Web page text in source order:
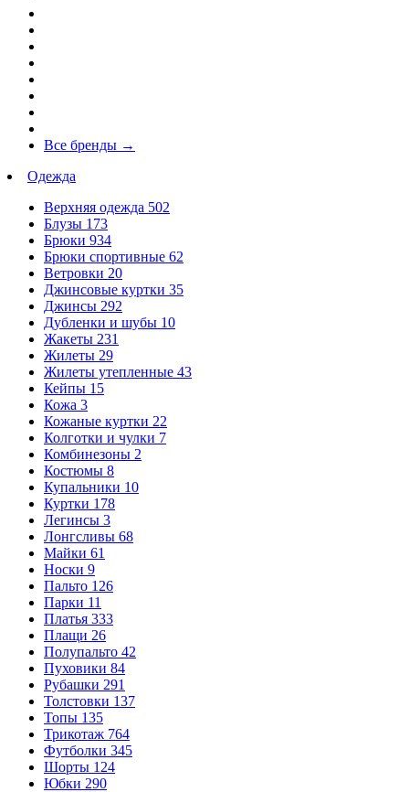
Все бренды →
Одежда
Верхняя одежда 502
Блузы 173
Брюки 934
Брюки спортивные 62
Ветровки 20
Джинсовые куртки 35
Джинсы 292
Дубленки и шубы 10
Жакеты 231
Жилеты 29
Жилеты утепленные 43
Кейпы 15
Кожа 3
Кожаные куртки 22
Колготки и чулки 7
Комбинезоны 2
Костюмы 8
Купальники 10
Куртки 178
Легинсы 3
Лонгсливы 68
Майки 61
Носки 9
Пальто 126
Парки 11
Платья 333
Плащи 26
Полупальто 42
Пуховики 84
Рубашки 291
Толстовки 137
Топы 135
Трикотаж 764
Футболки 345
Шорты 124
Юбки 290